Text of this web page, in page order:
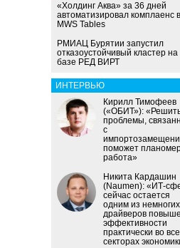
«Холдинг Аква» за 36 дней
автоматизировал комплаенс в
MWS Tables
РМИАЦ Бурятии запустил
отказоустойчивый кластер на
базе РЕД ВИРТ
ИНТЕРВЬЮ
Кирилл Тимофеев
(«ОБИТ»):
проблемы,
с
поможет
работа»
Никита Кардашин
(Naumen): «ИТ-
сейчас остается
одним из немногих
драйверов
эффективности
практически во
секторах